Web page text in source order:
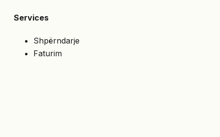
Services
Shpërndarje
Faturim